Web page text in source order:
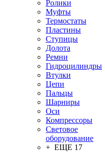
Ролики
Муфты
Термостаты
Пластины
Ступицы
Долота
Ремни
Гидроцилиндры
Втулки
Цепи
Пальцы
Шарниры
Оси
Компрессоры
Световое
оборудование
+ ЕЩЕ 17